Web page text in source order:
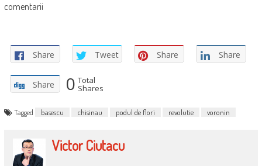
comentarii
Share Tweet Share Share
Share 0 Total
Shares
Tagged basescu chisinau podul de flori revolutie voronin
Victor Ciutacu